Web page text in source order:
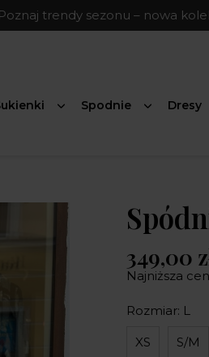
Poznaj trendy sezonu – nowa
Spodnie Dresy
349,00
Najniższa
Rozmiar: L
XS S/M